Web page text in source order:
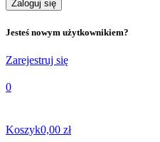
Zaloguj się
Jesteś nowym użytkownikiem?
Zarejestruj się
0
Koszyk0,00 zł